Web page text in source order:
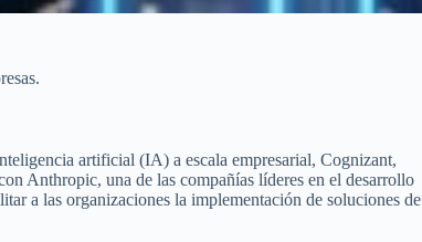
artificial (IA) a escala empresarial, Cognizant,
Anthropic, una de las compañías líderes en el desarrollo
a las organizaciones la implementación de soluciones de